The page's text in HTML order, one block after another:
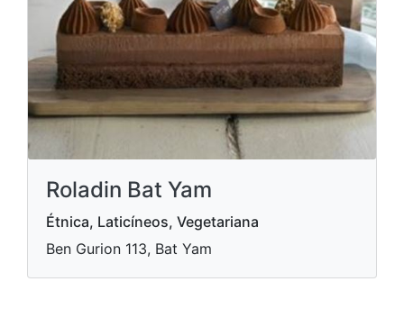
Roladin Bat Yam
Étnica, Laticíneos, Vegetariana
Ben Gurion 113, Bat Yam